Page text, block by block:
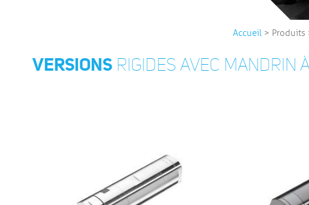
Accueil> Produits
VERSIONSRIGIDES AVEC MANDRIN